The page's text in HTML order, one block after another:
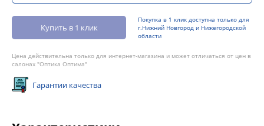
Купить в 1 клик
Покупка в 1 клик доступна только для
г.Нижний Новгород и Нижегородской
области
Цена действительна только для интернет-магазина и может отличаться от цен в
салонах "Оптика Оптима"
Гарантии качества